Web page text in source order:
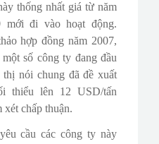
thống nhất giá từ năm
mới đi vào hoạt động.
hợp đồng năm 2007,
số công ty đang đầu
nói chung đã đề xuất
thiểu lên 12 USD/tấn
chấp thuận.
cầu các công ty này